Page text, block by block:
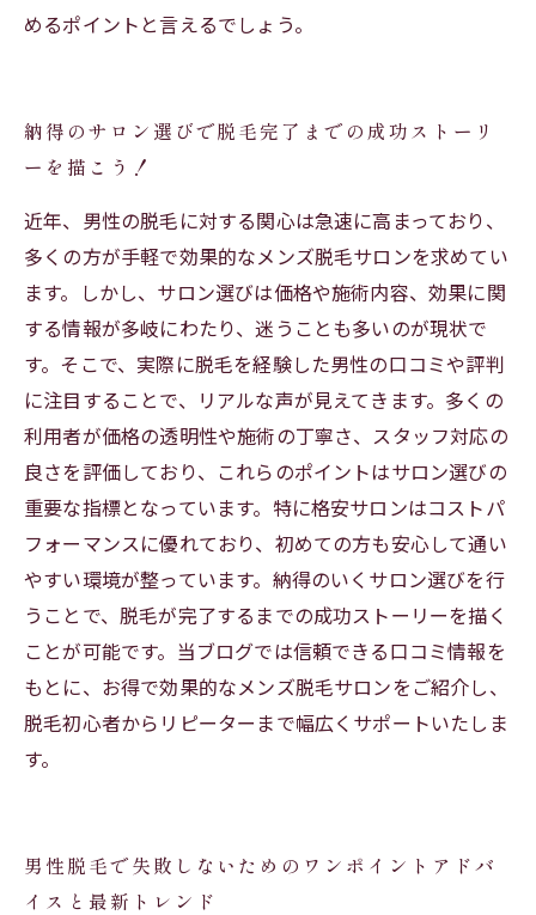
めるポイントと言えるでしょう。
納得のサロン選びで脱毛完了までの成功ストーリ
ーを描こう！
近年、男性の脱毛に対する関心は急速に高まっており、
多くの方が手軽で効果的なメンズ脱毛サロンを求めてい
ます。しかし、サロン選びは価格や施術内容、効果に関
する情報が多岐にわたり、迷うことも多いのが現状で
す。そこで、実際に脱毛を経験した男性の口コミや評判
に注目することで、リアルな声が見えてきます。多くの
利用者が価格の透明性や施術の丁寧さ、スタッフ対応の
良さを評価しており、これらのポイントはサロン選びの
重要な指標となっています。特に格安サロンはコストパ
フォーマンスに優れており、初めての方も安心して通い
やすい環境が整っています。納得のいくサロン選びを行
うことで、脱毛が完了するまでの成功ストーリーを描く
ことが可能です。当ブログでは信頼できる口コミ情報を
もとに、お得で効果的なメンズ脱毛サロンをご紹介し、
脱毛初心者からリピーターまで幅広くサポートいたしま
す。
男性脱毛で失敗しないためのワンポイントアドバ
イスと最新トレンド